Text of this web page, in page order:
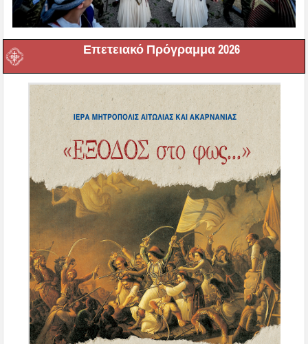
Επετειακό Πρόγραμμα 2026